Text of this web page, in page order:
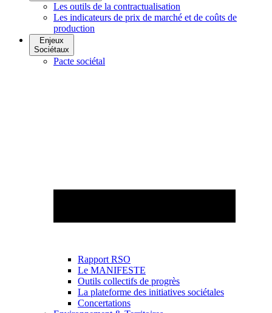
Les outils de la contractualisation
Les indicateurs de prix de marché et de coûts de
production
Enjeux
Sociétaux
Pacte sociétal
Rapport RSO
Le MANIFESTE
Outils collectifs de progrès
La plateforme des initiatives sociétales
Concertations